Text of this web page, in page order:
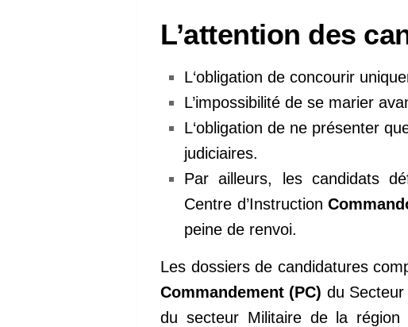
L’attention des
L‘obligation de concourir
L’impossibilité de se marier
L‘obligation de ne présenter
judiciaires.
Par ailleurs, les candidats
Centre d’Instruction
peine de renvoi.
Les dossiers de candidatures
Commandement (PC) du Secteur
du secteur Militaire de la